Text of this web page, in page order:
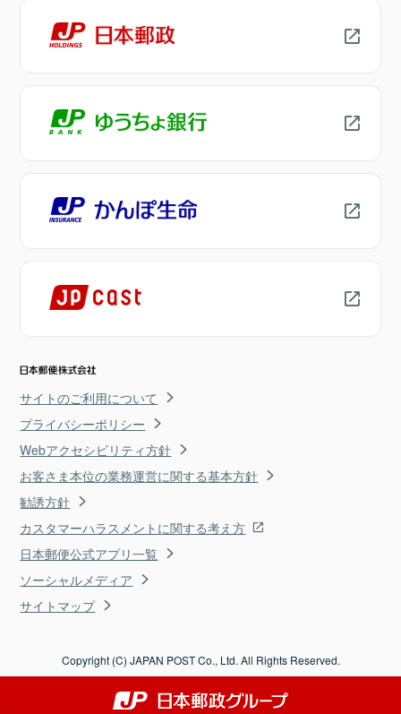
サイトのご利用について
プライバシーポリシー
Webアクセシビリティ方針
お客さま本位の業務運営に関する基本方針
勧誘方針
カスタマーハラスメントに関する考え方
日本郵便公式アプリ一覧
ソーシャルメディア
サイトマップ
Copyright (C) JAPAN POST Co., Ltd. All Rights Reserved.